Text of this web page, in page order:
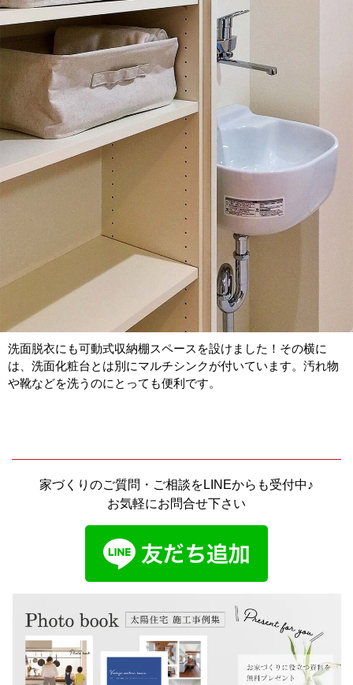
洗面脱衣にも可動式収納棚スペースを設けました！その横に
は、洗面化粧台とは別にマルチシンクが付いています。汚れ物
や靴などを洗うのにとっても便利です。
家づくりのご質問・ご相談をLINEからも受付中♪
お気軽にお問合せ下さい